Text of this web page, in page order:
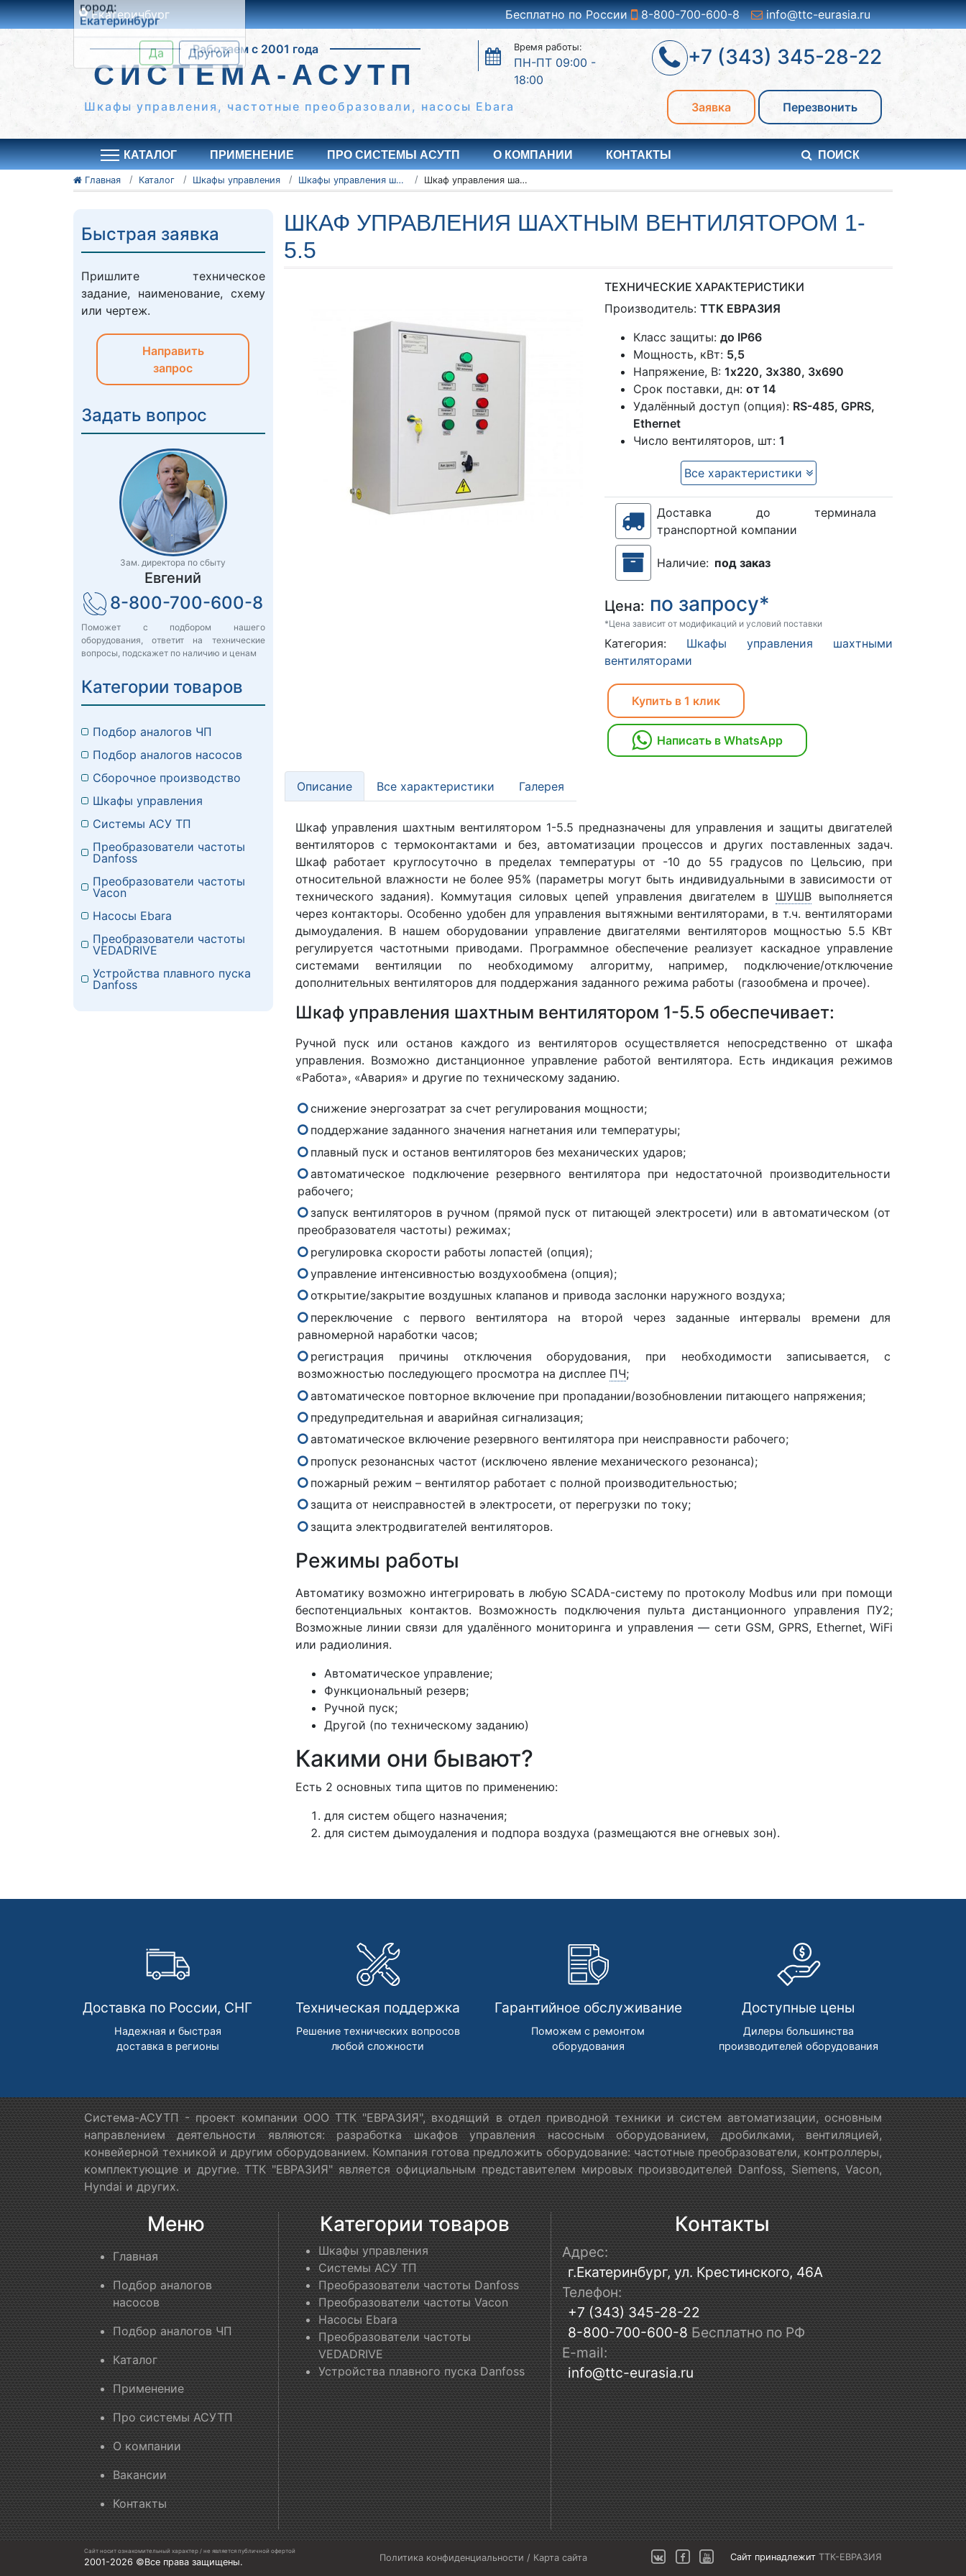
Екатеринбург
Это ближайши к вам
город:
Екатеринбург
Другой
Бесплатно по России 8-800-700-600-8 info@ttc-eurasia.ru
Работаем с 2001 года
СИСТЕМА-АСУТП
Время работы:
ПН-ПТ 09:00 -
18:00
Шкафы управления, частотные преобразовали, насосы Ebara
+7 (343) 345-28-22
Заявка Перезвонить
КАТАЛОГ ПРИМЕНЕНИЕ ПРО СИСТЕМЫ АСУТП О КОМПАНИИ КОНТАКТЫ ПОИСК
Главная Каталог Шкафы управления Шкафы управления шахтными вентиляторами Шкаф управления шахтным вентилятором 1-5.5
ШКАФ УПРАВЛЕНИЯ ШАХТНЫМ ВЕНТИЛЯТОРОМ 1-
5.5
ТЕХНИЧЕСКИЕ ХАРАКТЕРИСТИКИ
Производитель:ТТК ЕВРАЗИЯ
Класс защиты:до IP66
Мощность, кВт: 5,5
Напряжение, В:1x220, 3х380, 3х690
Срок поставки, дн:от 14
Удалённый доступ (опция): RS-485, GPRS,
Ethernet
Число вентиляторов, шт:1
Все характеристики
Доставка до терминала
транспортной компании
Наличие: под заказ
Цена: по запросу*
*Цена зависит от модификаций и условий поставки
Категория: Шкафы управления шахтными
вентиляторами
Купить в 1 клик
Написать в WhatsApp
Описание Все характеристики Галерея
Шкаф управления шахтным вентилятором 1-5.5 предназначены для управления и защиты двигателей
вентиляторов с термоконтактами и без, автоматизации процессов и других поставленных задач.
Шкаф работает круглосуточно в пределах температуры от -10 до 55 градусов по Цельсию, при
относительной влажности не более 95% (параметры могут быть индивидуальными в зависимости от
технического задания). Коммутация силовых цепей управления двигателем в ШУШВ выполняется
через контакторы. Особенно удобен для управления вытяжными вентиляторами, в т.ч. вентиляторами
дымоудаления. В нашем оборудовании управление двигателями вентиляторов мощностью 5.5 КВт
регулируется частотными приводами. Программное обеспечение реализует каскадное управление
системами вентиляции по необходимому алгоритму, например, подключение/отключение
дополнительных вентиляторов для поддержания заданного режима работы (газообмена и прочее).
Шкаф управления шахтным вентилятором 1-5.5 обеспечивает:
Ручной пуск или останов каждого из вентиляторов осуществляется непосредственно от шкафа
управления. Возможно дистанционное управление работой вентилятора. Есть индикация режимов
«Работа», «Авария» и другие по техническому заданию.
снижение энергозатрат за счет регулирования мощности;
поддержание заданного значения нагнетания или температуры;
плавный пуск и останов вентиляторов без механических ударов;
автоматическое подключение резервного вентилятора при недостаточной производительности
рабочего;
запуск вентиляторов в ручном (прямой пуск от питающей электросети) или в автоматическом (от
преобразователя частоты) режимах;
регулировка скорости работы лопастей (опция);
управление интенсивностью воздухообмена (опция);
открытие/закрытие воздушных клапанов и привода заслонки наружного воздуха;
переключение с первого вентилятора на второй через заданные интервалы времени для
равномерной наработки часов;
регистрация причины отключения оборудования, при необходимости записывается, с
возможностью последующего просмотра на дисплее ПЧ;
автоматическое повторное включение при пропадании/возобновлении питающего напряжения;
предупредительная и аварийная сигнализация;
автоматическое включение резервного вентилятора при неисправности рабочего;
пропуск резонансных частот (исключено явление механического резонанса);
пожарный режим – вентилятор работает с полной производительностью;
защита от неисправностей в электросети, от перегрузки по току;
защита электродвигателей вентиляторов.
Режимы работы
Автоматику возможно интегрировать в любую SCADA-систему по протоколу Modbus или при помощи
беспотенциальных контактов. Возможность подключения пульта дистанционного управления ПУ2;
Возможные линии связи для удалённого мониторинга и управления — сети GSM, GPRS, Ethernet, WiFi
или радиолиния.
Автоматическое управление;
Функциональный резерв;
Ручной пуск;
Другой (по техническому заданию)
Какими они бывают?
Есть 2 основных типа щитов по применению:
для систем общего назначения;
для систем дымоудаления и подпора воздуха (размещаются вне огневых зон).
Быстрая заявка
Пришлите техническое
задание, наименование, схему
или чертеж.
Направить
запрос
Задать вопрос
Зам. директора по сбыту
Евгений
8-800-700-600-8
Поможет с подбором нашего
оборудования, ответит на технические
вопросы, подскажет по наличию и ценам
Категории товаров
Подбор аналогов ЧП
Подбор аналогов насосов
Сборочное производство
Шкафы управления
Системы АСУ ТП
Преобразователи частоты
Danfoss
Преобразователи частоты
Vacon
Насосы Ebara
Преобразователи частоты
VEDADRIVE
Устройства плавного пуска
Danfoss
Доставка по России, СНГ
Надежная и быстрая
доставка в регионы
Техническая поддержка
Решение технических вопросов
любой сложности
Гарантийное обслуживание
Поможем с ремонтом
оборудования
Доступные цены
Дилеры большинства
производителей оборудования
Система-АСУТП - проект компании ООО ТТК "ЕВРАЗИЯ", входящий в отдел приводной техники и систем автоматизации, основным
направлением деятельности являются: разработка шкафов управления насосным оборудованием, дробилками, вентиляцией,
конвейерной техникой и другим оборудованием. Компания готова предложить оборудование: частотные преобразователи, контроллеры,
комплектующие и другие. ТТК "ЕВРАЗИЯ" является официальным представителем мировых производителей Danfoss, Siemens, Vacon,
Hyndai и других.
Меню
Главная
Подбор аналогов
насосов
Подбор аналогов ЧП
Каталог
Применение
Про системы АСУТП
О компании
Вакансии
Контакты
Категории товаров
Шкафы управления
Системы АСУ ТП
Преобразователи частоты Danfoss
Преобразователи частоты Vacon
Насосы Ebara
Преобразователи частоты
VEDADRIVE
Устройства плавного пуска Danfoss
Контакты
Адрес:
г.Екатеринбург, ул. Крестинского, 46А
Телефон:
+7 (343) 345-28-22
8-800-700-600-8 Бесплатно по РФ
E-mail:
info@ttc-eurasia.ru
Сайт носит ознакомительный характер / не является публичной офертой
2001-2026 ©Все права защищены. Политика конфиденциальности / Карта сайта Сайт принадлежит ТТК-ЕВРАЗИЯ